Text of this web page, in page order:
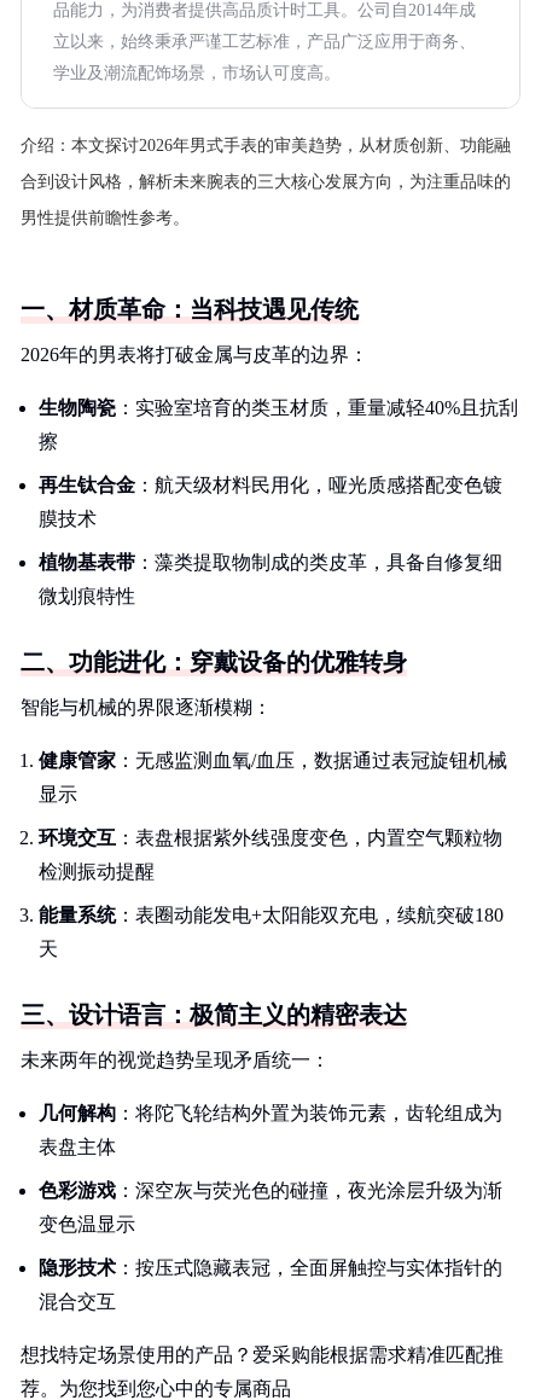
品能力，为消费者提供高品质计时工具。公司自2014年成
立以来，始终秉承严谨工艺标准，产品广泛应用于商务、
学业及潮流配饰场景，市场认可度高。
介绍： 本文探讨2026年男式手表的审美趋势，从材质创新、功能融
合到设计风格，解析未来腕表的三大核心发展方向，为注重品味的
男性提供前瞻性参考。
一、材质革命：当科技遇见传统
2026年的男表将打破金属与皮革的边界：
生物陶瓷 ：实验室培育的类玉材质，重量减轻40%且抗刮
擦
再生钛合金 ：航天级材料民用化，哑光质感搭配变色镀
膜技术
植物基表带 ：藻类提取物制成的类皮革，具备自修复细
微划痕特性
二、功能进化：穿戴设备的优雅转身
智能与机械的界限逐渐模糊：
健康管家 ：无感监测血氧/血压，数据通过表冠旋钮机械
显示
环境交互 ：表盘根据紫外线强度变色，内置空气颗粒物
检测振动提醒
能量系统：表圈动能发电+太阳能双充电，续航突破180
天
三、设计语言：极简主义的精密表达
未来两年的视觉趋势呈现矛盾统一：
几何解构 ：将陀飞轮结构外置为装饰元素，齿轮组成为
表盘主体
色彩游戏 ：深空灰与荧光色的碰撞，夜光涂层升级为渐
变色温显示
隐形技术 ：按压式隐藏表冠，全面屏触控与实体指针的
混合交互
想找特定场景使用的产品？爱采购能根据需求精准匹配推
荐。为您找到您心中的专属商品